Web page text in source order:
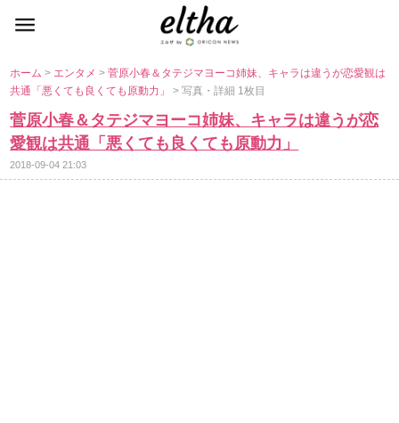
ホーム> エンタメ>菅原小春＆タテジマヨーコ姉妹、キャラは違うが恋愛観は
共通「悪くても良くても原動力」> 写真・詳細 1枚目
菅原小春＆タテジマヨーコ姉妹、キャラは違うが恋
愛観は共通「悪くても良くても原動力」
2018-09-04 21:03